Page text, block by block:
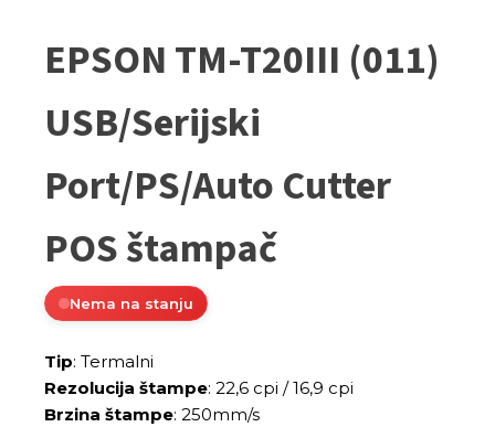
EPSON TM-T20III (011)
USB/Serijski
Port/PS/Auto Cutter
POS štampač
Nema na stanju
Tip: Termalni
Rezolucija štampe: 22,6 cpi / 16,9 cpi
Brzina štampe: 250mm/s